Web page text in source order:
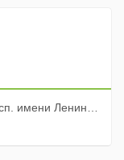
имени Ленина, 32